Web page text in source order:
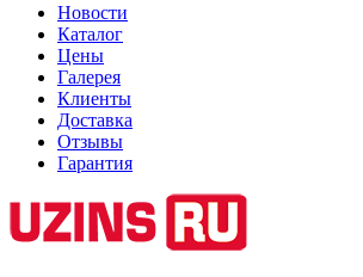
Новости
Каталог
Цены
Галерея
Клиенты
Доставка
Отзывы
Гарантия